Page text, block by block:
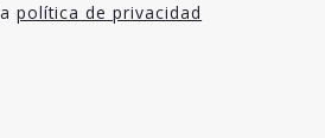
política de privacidad